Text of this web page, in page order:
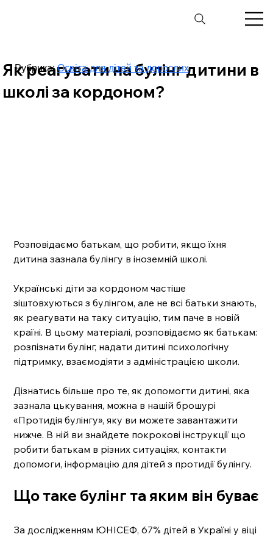
Як реагувати на булінг дитини в
школі за кордоном?
Розповідаємо батькам, що робити, якщо їхня
дитина зазнала булінгу в іноземній школі.
Українські діти за кордоном частіше
зіштовхуються з булінгом, але не всі батьки знають,
як реагувати на таку ситуацію, тим паче в новій
країні. В цьому матеріалі, розповідаємо як батькам:
розпізнати булінг, надати дитині психологічну
підтримку, взаємодіяти з адміністрацією школи.
Дізнатись більше про те, як допомогти дитині, яка
зазнала цькування, можна в нашій брошурі
«Протидія булінгу», яку ви можете завантажити
нижче. В ній ви знайдете покрокові інструкції що
робити батькам в різних ситуаціях, контакти
допомоги, інформацію для дітей з протидії булінгу.
Що таке булінг та яким він буває
За дослідженням ЮНІСЕФ, 67% дітей в Україні у віці
Рубрика:Освіта для дітей та дорослих